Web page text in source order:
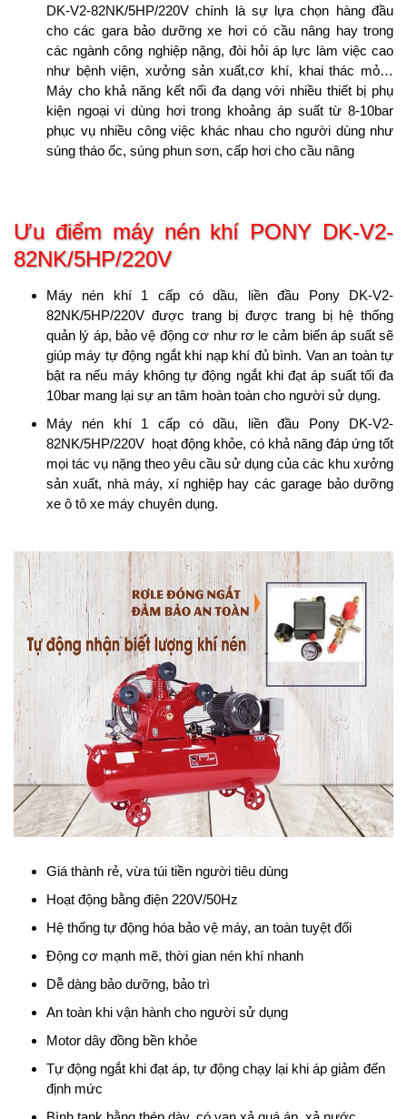
DK-V2-82NK/5HP/220V chính là sự lựa chọn hàng đầu
cho các gara bảo dưỡng xe hơi có cầu nâng hay trong
các ngành công nghiệp nặng, đòi hỏi áp lực làm việc cao
như bệnh viện, xưởng sản xuất,cơ khí, khai thác mỏ…
Máy cho khả năng kết nối đa dạng với nhiều thiết bị phụ
kiện ngoại vi dùng hơi trong khoảng áp suất từ 8-10bar
phục vụ nhiều công việc khác nhau cho người dùng như
súng tháo ốc, súng phun sơn, cấp hơi cho cầu nâng
Ưu điểm máy nén khí PONY DK-V2-
82NK/5HP/220V
Máy nén khí 1 cấp có dầu, liền đầu Pony DK-V2-
82NK/5HP/220V được trang bị được trang bị hệ thống
quản lý áp, bảo vệ động cơ như rơ le cảm biến áp suất sẽ
giúp máy tự động ngắt khi nạp khí đủ bình. Van an toàn tự
bật ra nếu máy không tự động ngắt khi đạt áp suất tối đa
10bar mang lại sự an tâm hoàn toàn cho người sử dụng.
Máy nén khí 1 cấp có dầu, liền đầu Pony DK-V2-
82NK/5HP/220V hoạt động khỏe, có khả năng đáp ứng tốt
mọi tác vụ nặng theo yêu cầu sử dụng của các khu xưởng
sản xuất, nhà máy, xí nghiệp hay các garage bảo dưỡng
xe ô tô xe máy chuyên dụng.
Giá thành rẻ, vừa túi tiền người tiêu dùng
Hoạt động bằng điện 220V/50Hz
Hệ thống tự động hóa bảo vệ máy, an toàn tuyệt đối
Động cơ mạnh mẽ, thời gian nén khí nhanh
Dễ dàng bảo dưỡng, bảo trì
An toàn khi vận hành cho người sử dụng
Motor dây đồng bền khỏe
Tự động ngắt khi đạt áp, tự động chạy lại khi áp giảm đến
định mức